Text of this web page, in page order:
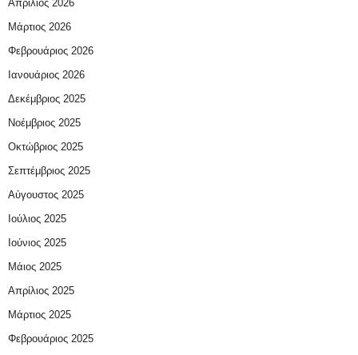
Απρίλιος 2026
Μάρτιος 2026
Φεβρουάριος 2026
Ιανουάριος 2026
Δεκέμβριος 2025
Νοέμβριος 2025
Οκτώβριος 2025
Σεπτέμβριος 2025
Αύγουστος 2025
Ιούλιος 2025
Ιούνιος 2025
Μάιος 2025
Απρίλιος 2025
Μάρτιος 2025
Φεβρουάριος 2025